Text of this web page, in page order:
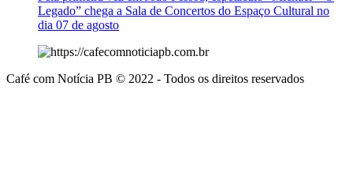
Legado” chega a Sala de Concertos do Espaço Cultural no
dia 07 de agosto
Café com Notícia PB © 2022 - Todos os direitos reservados